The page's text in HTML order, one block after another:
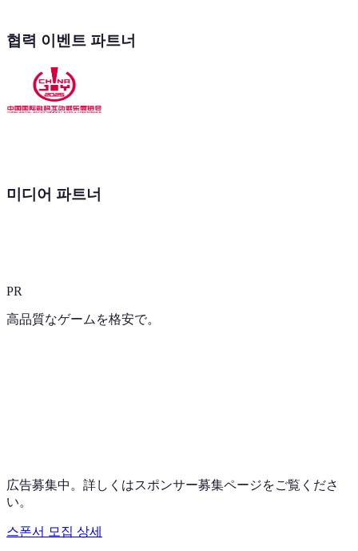
협력 이벤트 파트너
미디어 파트너
PR
高品質なゲームを格安で。
広告募集中。詳しくはスポンサー募集ページをご覧くださ
い。
스폰서 모집 상세